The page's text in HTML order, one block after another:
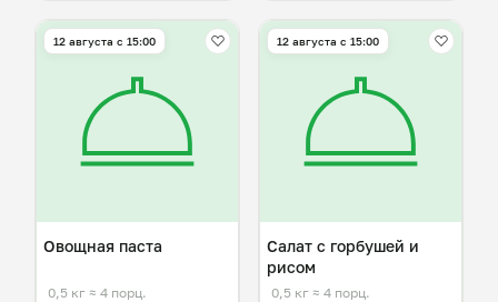
12 августа с 15:00
Овощная паста
0,5 кг ≈ 4 порц.
12 августа с 15:00
Салат с горбушей и
рисом
0,5 кг ≈ 4 порц.